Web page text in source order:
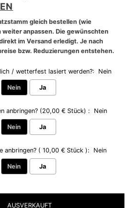
gleich bestellen (wie
anpassen. Die gewünschten
im Versand erledigt. Je nach
bzw. Reduzierungen entstehen.
/ wetterfest lasiert werden?: Nein
Nein Ja
anbringen? (20,00 € Stück) : Nein
Nein Ja
anbringen? ( 10,00 € Stück ): Nein
Nein Ja
will addto the price